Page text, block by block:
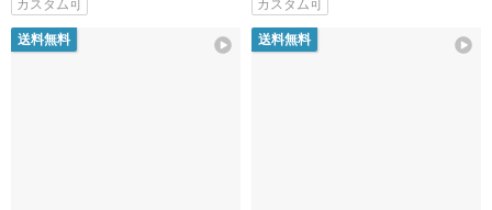
送料無料 送料無料